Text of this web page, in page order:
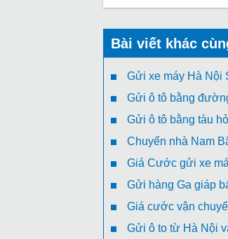
Bài viết khác
Gửi xe máy Hà Nội
Gửi ô tô bằng
Gửi ô tô bằng tàu
Chuyển nhà Nam
Giá Cước gửi xe
Gửi hàng Ga giáp
Giá cước vận
Gửi ô to từ Hà Nội